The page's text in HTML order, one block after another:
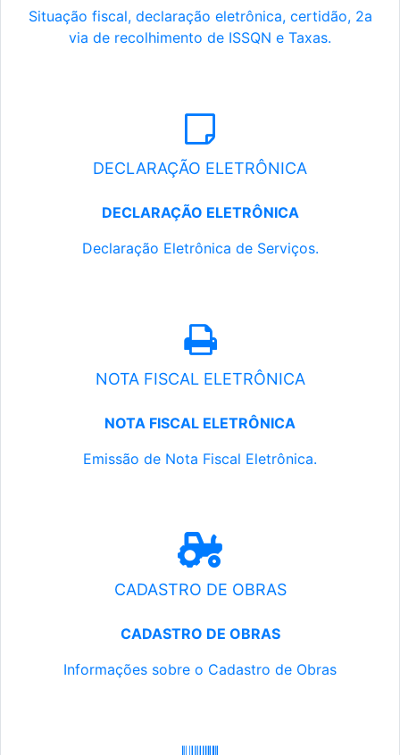
Situação fiscal, declaração eletrônica, certidão, 2a
via de recolhimento de ISSQN e Taxas.
DECLARAÇÃO ELETRÔNICA
DECLARAÇÃO ELETRÔNICA
Declaração Eletrônica de Serviços.
NOTA FISCAL ELETRÔNICA
NOTA FISCAL ELETRÔNICA
Emissão de Nota Fiscal Eletrônica.
CADASTRO DE OBRAS
CADASTRO DE OBRAS
Informações sobre o Cadastro de Obras